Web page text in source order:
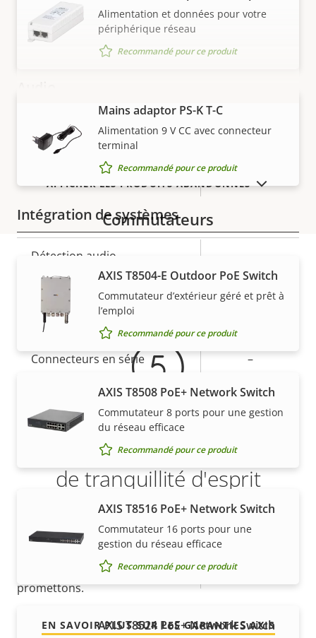
propriété
propriété
H.264 Baseline
H.265
Description
de la
Valeur de
propriété
Prise en charge audio –
Transmission audio
Intégration de systèmes
Description
de la
propriété
la
propriété
Détection audio
Anti-sabotage actif Oui
Entrées/sorties d'alarme
Connecteurs en série –
AXIS Camera Application
Platform
Oui
E/S numérique
Description
Valeur de
propriété
Alimentation par Ethernet
Sécurité
VOIR PLUS
Alimentation et données pour votre
périphérique réseau
Recommandé pour ce produit
Mains adaptor PS-K T-C
Alimentation 9 V CC avec connecteur
terminal
Recommandé pour ce produit
Commutateurs
AXIS T8504-E Outdoor PoE Switch
Commutateur d’extérieur géré et prêt à
l’emploi
Recommandé pour ce produit
AXIS T8508 PoE+ Network Switch
Commutateur 8 ports pour une gestion
du réseau efficace
Recommandé pour ce produit
AXIS T8516 PoE+ Network Switch
Commutateur 16 ports pour une
gestion du réseau efficace
Recommandé pour ce produit
AXIS T8524 PoE+ Network Switch
AFFICHER LES PRODUITS ABANDONNÉS
Garantie
5 ans de garantie pour plus
de tranquillité d'esprit
Notre nouvelle garantie de 5 ans offre des années de
propriété sans problème et permet de contrôler les
coûts. En outre, rien n'est caché dans les petits
caractères, vous obtenez exactement ce que nous
promettons.
EN SAVOIR PLUS SUR LES GARANTIES AXIS